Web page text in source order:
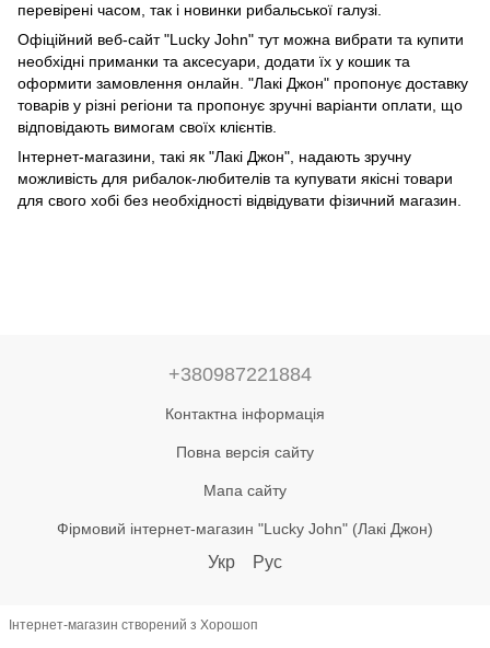
перевірені часом, так і новинки рибальської галузі.
Офіційний веб-сайт "Lucky John" тут можна вибрати та купити
необхідні приманки та аксесуари, додати їх у кошик та
оформити замовлення онлайн. "Лакі Джон" пропонує доставку
товарів у різні регіони та пропонує зручні варіанти оплати, що
відповідають вимогам своїх клієнтів.
Інтернет-магазини, такі як "Лакі Джон", надають зручну
можливість для рибалок-любителів та купувати якісні товари
для свого хобі без необхідності відвідувати фізичний магазин.
+380987221884
Контактна інформація
Повна версія сайту
Мапа сайту
Фірмовий інтернет-магазин "Lucky John" (Лакі Джон)
Укр Рус
Інтернет-магазин створений з Хорошоп